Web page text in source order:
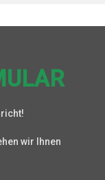
wir Ihnen